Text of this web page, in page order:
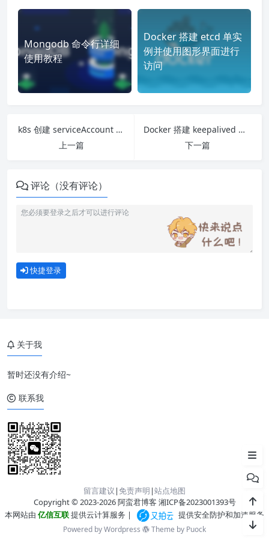
Mongodb 命令行详细
使用教程
Docker 搭建 etcd 单实
例并使用图形界面进行
访问
k8s 创建 serviceAccount 并测试其权限
上一篇
Docker 搭建 keepalived 主备节点
下一篇
评论（没有评论）
快捷登录
关于我
暂时还没有介绍~
联系我
留言建议 |免责声明 |站点地图
Copyright © 2023-2026 阿蛮君博客 湘ICP备2023001393号
本网站由 亿信互联提供云计算服务 | 提供安全防护和加速服务
Powered by Wordpress Theme by Puock